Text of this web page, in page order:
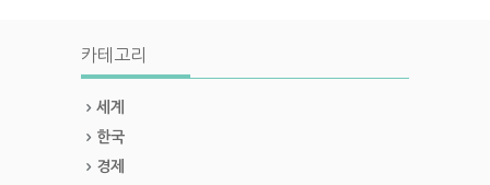
카테고리
세계
한국
경제